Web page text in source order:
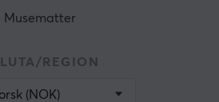
Musematter
REGION
(NOK)